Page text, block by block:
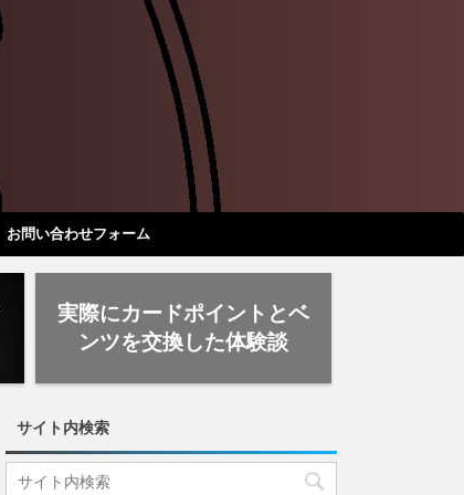
お問い合わせフォーム
実際にカードポイントとベ
ンツを交換した体験談
サイト内検索